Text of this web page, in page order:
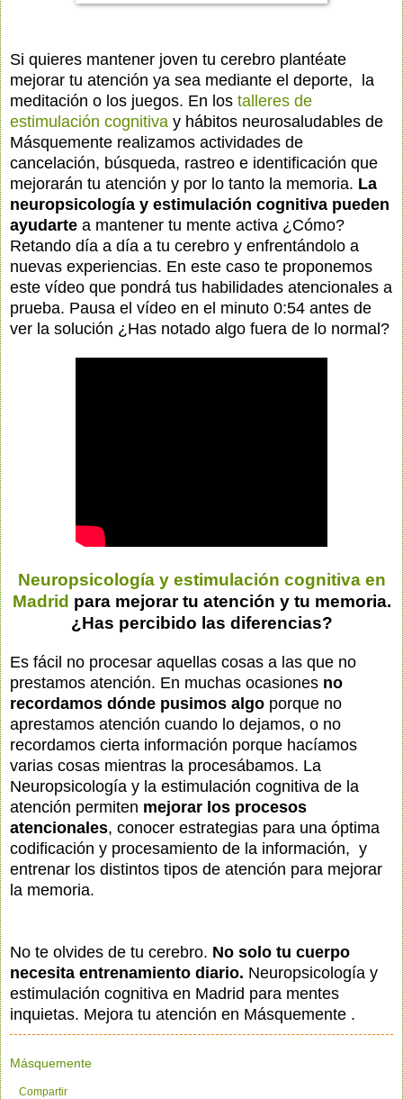
Si quieres mantener joven tu cerebro plantéate
mejorar tu atención ya sea mediante el deporte, la
meditación o los juegos. En los talleres de
estimulación cognitiva y hábitos neurosaludables de
Másquemente realizamos actividades de
cancelación, búsqueda, rastreo e identificación que
mejorarán tu atención y por lo tanto la memoria. La
neuropsicología y estimulación cognitiva pueden
ayudarte a mantener tu mente activa ¿Cómo?
Retando día a día a tu cerebro y enfrentándolo a
nuevas experiencias. En este caso te proponemos
este vídeo que pondrá tus habilidades atencionales a
prueba. Pausa el vídeo en el minuto 0:54 antes de
ver la solución ¿Has notado algo fuera de lo normal?
Neuropsicología y estimulación cognitiva en
Madrid para mejorar tu atención y tu memoria.
¿Has percibido las diferencias?
Es fácil no procesar aquellas cosas a las que no
prestamos atención. En muchas ocasiones no
recordamos dónde pusimos algo porque no
aprestamos atención cuando lo dejamos, o no
recordamos cierta información porque hacíamos
varias cosas mientras la procesábamos. La
Neuropsicología y la estimulación cognitiva de la
atención permiten mejorar los procesos
atencionales, conocer estrategias para una óptima
codificación y procesamiento de la información, y
entrenar los distintos tipos de atención para mejorar
la memoria.
No te olvides de tu cerebro. No solo tu cuerpo
necesita entrenamiento diario. Neuropsicología y
estimulación cognitiva en Madrid para mentes
inquietas. Mejora tu atención en Másquemente .
Másquemente
Compartir